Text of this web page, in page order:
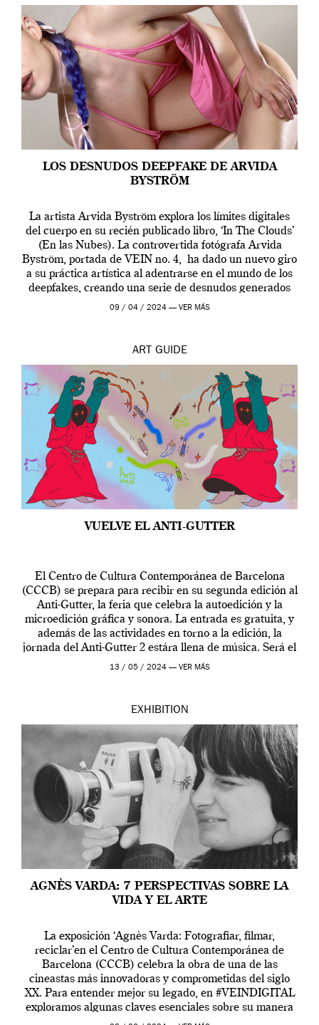
LOS DESNUDOS DEEPFAKE DE ARVIDA
BYSTRÖM
La artista Arvida Byström explora los límites digitales
del cuerpo en su recién publicado libro, ‘In The Clouds’
(En las Nubes). La controvertida fotógrafa Arvida
Byström, portada de VEIN no. 4, ha dado un nuevo giro
a su práctica artística al adentrarse en el mundo de los
deepfakes, creando una serie de desnudos generados
por […]
09 / 04 / 2024 — VER MÁS
ART GUIDE
VUELVE EL ANTI-GUTTER
El Centro de Cultura Contemporánea de Barcelona
(CCCB) se prepara para recibir en su segunda edición al
Anti-Gutter, la feria que celebra la autoedición y la
microedición gráfica y sonora. La entrada es gratuita, y
además de las actividades en torno a la edición, la
jornada del Anti-Gutter 2 estára llena de música. Será el
[…]
13 / 05 / 2024 — VER MÁS
EXHIBITION
AGNÈS VARDA: 7 PERSPECTIVAS SOBRE LA
VIDA Y EL ARTE
La exposición ‘Agnès Varda: Fotografiar, filmar,
reciclar’en el Centro de Cultura Contemporánea de
Barcelona (CCCB) celebra la obra de una de las
cineastas más innovadoras y comprometidas del siglo
XX. Para entender mejor su legado, en #VEINDIGITAL
exploramos algunas claves esenciales sobre su manera
de entender la vida, el cine y el arte contemporáneo.